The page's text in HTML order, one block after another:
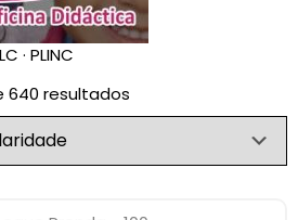
· PLINC
640 resultados